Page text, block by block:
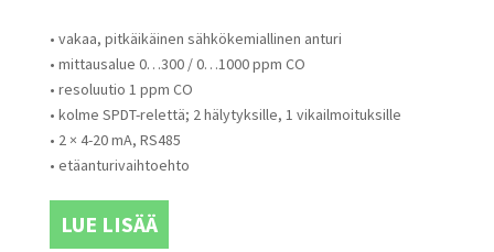
• vakaa, pitkäikäinen sähkökemiallinen anturi
• mittausalue 0…300 / 0…1000 ppm CO
• resoluutio 1 ppm CO
• kolme SPDT-relettä; 2 hälytyksille, 1 vikailmoituksille
• 2 × 4-20 mA, RS485
• etäanturivaihtoehto
LUE LISÄÄ